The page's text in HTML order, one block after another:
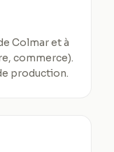
Colmar et à
commerce).
production.